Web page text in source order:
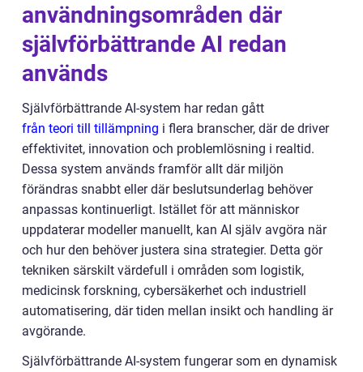
användningsområden där
självförbättrande AI redan
används
Självförbättrande AI-system har redan gått
från teori till tillämpning i flera branscher, där de driver
effektivitet, innovation och problemlösning i realtid.
Dessa system används framför allt där miljön
förändras snabbt eller där beslutsunderlag behöver
anpassas kontinuerligt. Istället för att människor
uppdaterar modeller manuellt, kan AI själv avgöra när
och hur den behöver justera sina strategier. Detta gör
tekniken särskilt värdefull i områden som logistik,
medicinsk forskning, cybersäkerhet och industriell
automatisering, där tiden mellan insikt och handling är
avgörande.
Självförbättrande AI-system fungerar som en dynamisk